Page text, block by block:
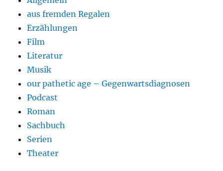
aus fremden Regalen
Erzählungen
Film
Literatur
Musik
our pathetic age – Gegenwartsdiagnosen
Podcast
Roman
Sachbuch
Serien
Theater